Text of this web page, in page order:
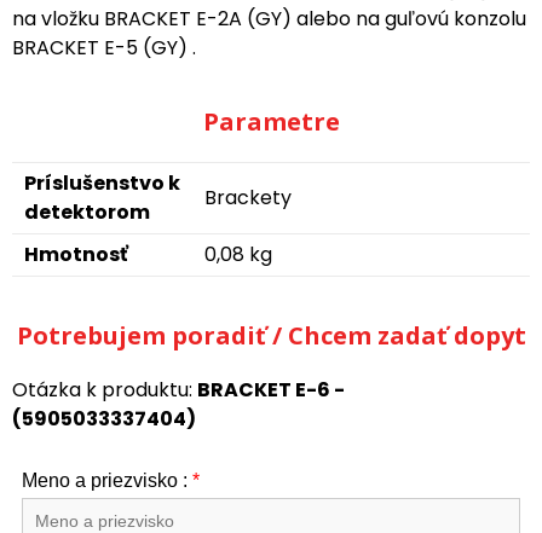
na vložku BRACKET E-2A (GY) alebo na guľovú konzolu
BRACKET E-5 (GY) .
Parametre
Príslušenstvo k
detektorom
Brackety
Hmotnosť 0,08 kg
Potrebujem poradiť / Chcem zadať dopyt
Otázka k produktu: BRACKET E-6 -
(5905033337404)